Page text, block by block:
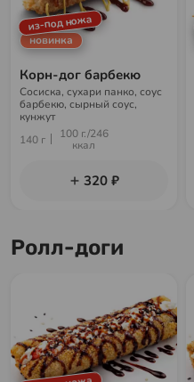
из-под ножа
новинка
Корн-дог барбекю
Сосиска, сухари панко, соус
барбекю, сырный соус,
кунжут
140 г
100 г./246
ккал
320 ₽
Ролл-доги